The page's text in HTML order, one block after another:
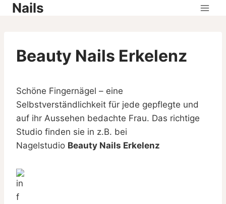
SkipNails
Beauty Nails Erkelenz
Schöne Fingernägel – eine
Selbstverständlichkeit für jede gepflegte und
auf ihr Aussehen bedachte Frau. Das richtige
Studio finden sie in z.B. bei
Nagelstudio Beauty Nails Erkelenz